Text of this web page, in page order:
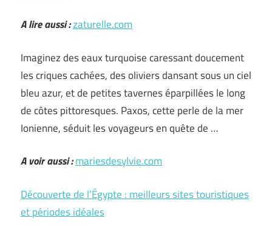
A lire aussi :zaturelle.com
Imaginez des eaux turquoise caressant doucement
les criques cachées, des oliviers dansant sous un ciel
bleu azur, et de petites tavernes éparpillées le long
de côtes pittoresques. Paxos, cette perle de la mer
Ionienne, séduit les voyageurs en quête de …
A voir aussi :mariesdesylvie.com
Découverte de l’Égypte : meilleurs sites touristiques
et périodes idéales